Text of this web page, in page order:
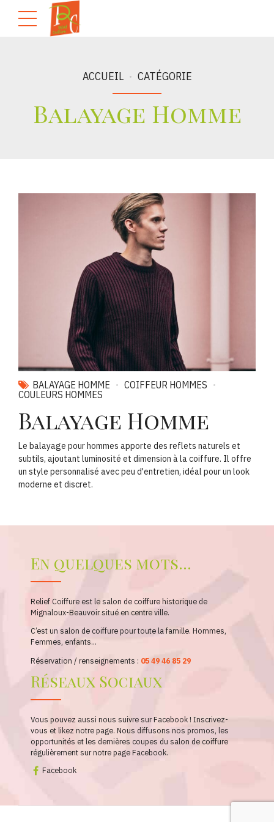
ACCUEIL CATÉGORIE
Balayage Homme
BALAYAGE HOMME
COIFFEUR HOMMES
COULEURS HOMMES
Balayage Homme
Le balayage pour hommes apporte des reflets naturels et
subtils, ajoutant luminosité et dimension à la coiffure. Il offre
un style personnalisé avec peu d'entretien, idéal pour un look
moderne et discret.
En quelques mots...
Relief Coiffure est le salon de coiffure historique de
Mignaloux-Beauvoir situé en centre ville.
C’est un salon de coiffure pour toute la famille. Hommes,
Femmes, enfants…
Réservation / renseignements : 05 49 46 85 29
Réseaux Sociaux
Vous pouvez aussi nous suivre sur Facebook ! Inscrivez-
vous et likez notre page. Nous diffusons nos promos, les
opportunités et les dernières coupes du salon de coiffure
régulièrement sur notre page Facebook.
Facebook